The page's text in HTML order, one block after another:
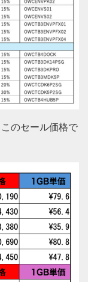
のセール価格で